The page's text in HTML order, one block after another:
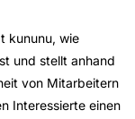
kununu, wie
und stellt anhand
von Mitarbeitern
Interessierte einen